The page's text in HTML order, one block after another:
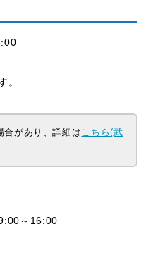
。
合があり、詳細はこちら(武
～16:00